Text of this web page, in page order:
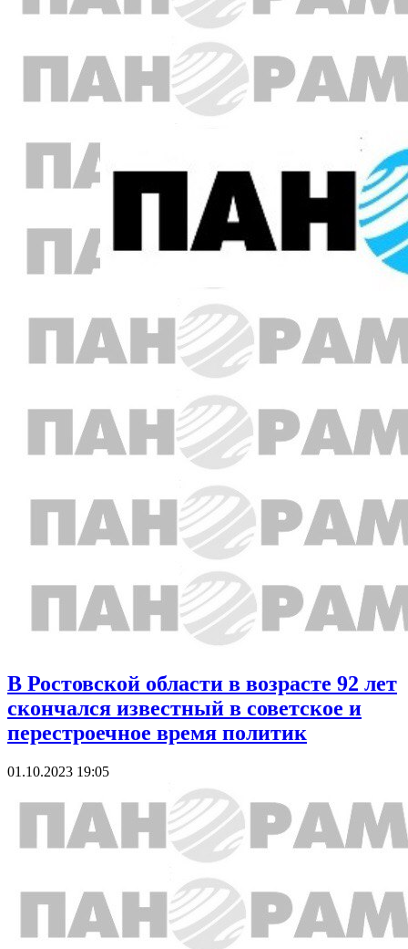
В Ростовской области в возрасте 92 лет
скончался известный в советское и
перестроечное время политик
01.10.2023 19:05